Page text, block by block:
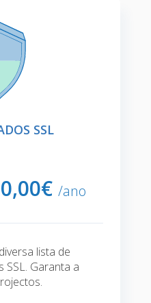
SSL
00€ /ano
lista de
Garanta a